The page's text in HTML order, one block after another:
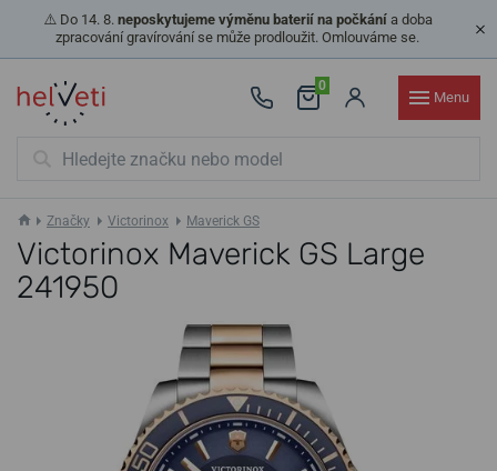
⚠️ Do 14. 8. neposkytujeme výměnu baterií na počkánía doba
zpracování gravírování se může prodloužit. Omlouváme se.
0
Menu
Značky Victorinox Maverick GS
Victorinox Maverick GS Large
241950